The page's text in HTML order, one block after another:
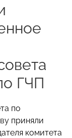
ГЧП
по
приняли
комитета